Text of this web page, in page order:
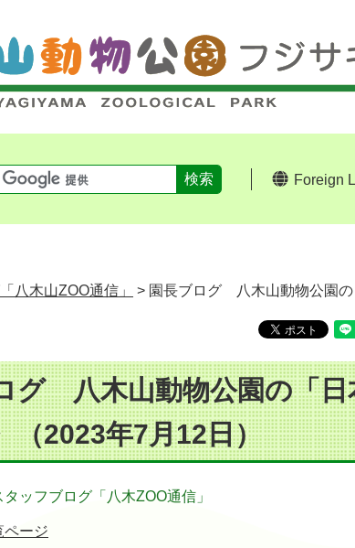
Foreign
八木山ZOO通信」 > 園長ブログ 八木山動物公園の
グ 八木山動物公園の「日
（2023年7月12日）
ッフブログ「八木ZOO通信」
ページ